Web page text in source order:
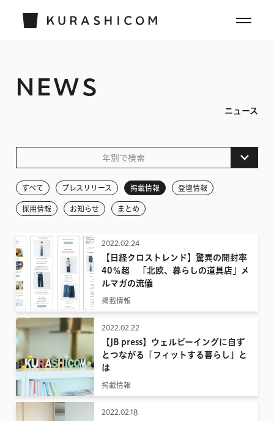
NEWS
ニュース
年別で検索
すべて
2026
2024
2023
2022
2020
2019
2017
すべて プレスリリース 掲載情報 登壇情報
採用情報 お知らせ まとめ
2022.02.24
【日経クロストレンド】驚異の開封率
40％超 「北欧、暮らしの道具店」メ
ルマガの流儀
掲載情報
2022.02.22
【JB press】ウェルビーイングに自ず
とつながる「フィットする暮らし」と
は
掲載情報
2022.02.18